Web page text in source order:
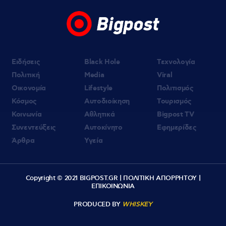
Ειδήσεις
Πολιτική
Οικονομία
Κόσμος
Κοινωνία
Συνεντεύξεις
Άρθρα
Black Hole
Media
Lifestyle
Αυτοδιοίκηση
Αθλητικά
Αυτοκίνητο
Υγεία
Τεχνολογία
Viral
Πολιτισμός
Τουρισμός
Bigpost TV
Εφημερίδες
Copyright © 2021 BIGPOST.GR | ΠΟΛΙΤΙΚΗ ΑΠΟΡΡΗΤΟΥ|
ΕΠΙΚΟΙΝΩΝΙΑ
PRODUCED BY WHISKEY